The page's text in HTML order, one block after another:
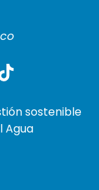
sostenible
Agua